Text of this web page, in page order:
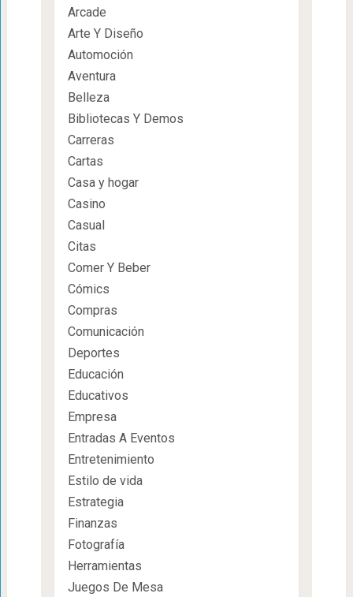
Arcade
Arte Y Diseño
Automoción
Aventura
Belleza
Bibliotecas Y Demos
Carreras
Cartas
Casa y hogar
Casino
Casual
Citas
Comer Y Beber
Cómics
Compras
Comunicación
Deportes
Educación
Educativos
Empresa
Entradas A Eventos
Entretenimiento
Estilo de vida
Estrategia
Finanzas
Fotografía
Herramientas
Juegos De Mesa